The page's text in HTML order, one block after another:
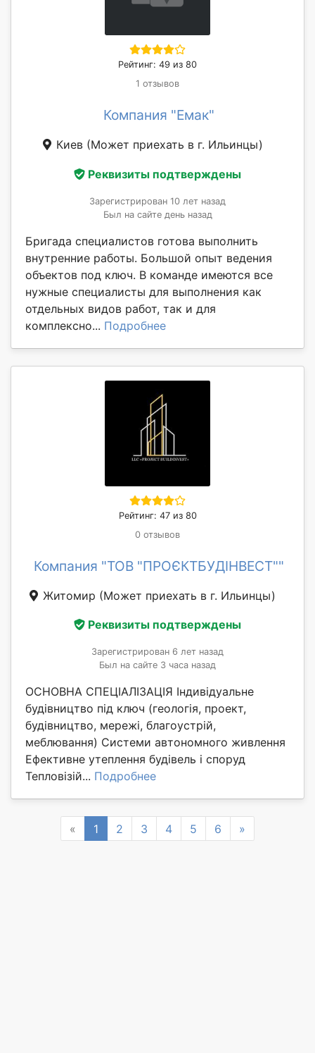
Рейтинг: 49 из 80
1 отзывов
Компания "Емак"
Киев (Может приехать в г. Ильинцы)
Реквизиты подтверждены
Зарегистрирован 10 лет назад
Был на сайте день назад
Бригада специалистов готова выполнить
внутренние работы. Большой опыт ведения
объектов под ключ. В команде имеются все
нужные специалисты для выполнения как
отдельных видов работ, так и для
комплексно... Подробнее
Рейтинг: 47 из 80
0 отзывов
Компания "ТОВ "ПРОЄКТБУДІНВЕСТ""
Житомир (Может приехать в г. Ильинцы)
Реквизиты подтверждены
Зарегистрирован 6 лет назад
Был на сайте 3 часа назад
ОСНОВНА СПЕЦІАЛІЗАЦІЯ Індивідуальне
будівництво під ключ (геологія, проект,
будівництво, мережі, благоустрій,
меблювання) Системи автономного живлення
Ефективне утеплення будівель і споруд
Тепловізій... Подробнее
« Previous
1 2 3 4 5 6 »